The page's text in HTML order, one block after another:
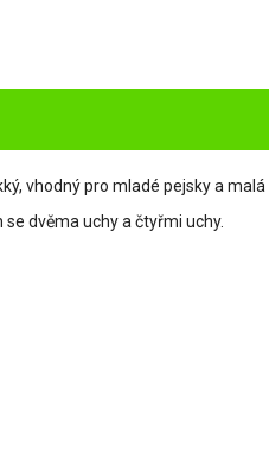
vhodný pro mladé pejsky a malá
dvěma uchy a čtyřmi uchy.